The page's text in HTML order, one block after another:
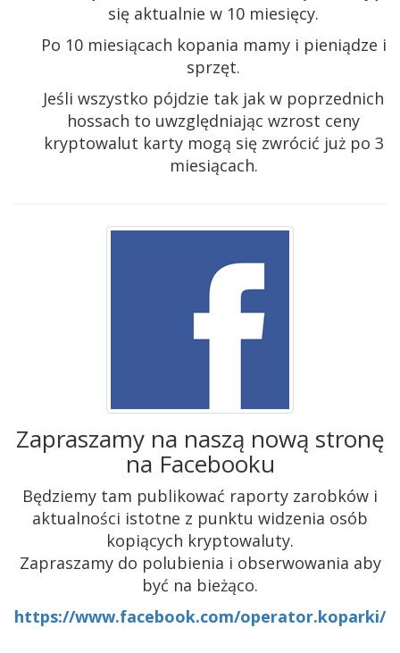
się aktualnie w 10 miesięcy.
Po 10 miesiącach kopania mamy i pieniądze i
sprzęt.
Jeśli wszystko pójdzie tak jak w poprzednich
hossach to uwzględniając wzrost ceny
kryptowalut karty mogą się zwrócić już po 3
miesiącach.
Zapraszamy na naszą nową stronę
na Facebooku
Będziemy tam publikować raporty zarobków i
aktualności istotne z punktu widzenia osób
kopiących kryptowaluty.
Zapraszamy do polubienia i obserwowania aby
być na bieżąco.
https://www.facebook.com/operator.koparki/